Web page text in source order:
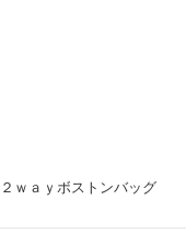
２ｗａｙボストンバッグ